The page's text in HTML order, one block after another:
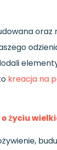
kreacja na
o życiu